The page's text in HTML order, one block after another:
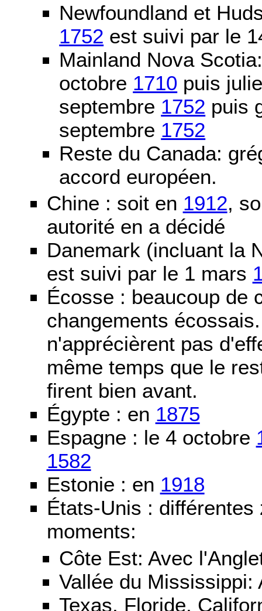
Newfoundland et
1752 est suivi par le
Mainland Nova
octobre 1710 puis
septembre 1752 puis
septembre 1752
Reste du Canada:
accord européen.
Chine : soit en 1912,
autorité en a décidé
Danemark (incluant la
est suivi par le 1 mars
Écosse : beaucoup de
changements
n'apprécièrent pas
même temps que le
firent bien avant.
Égypte : en 1875
Espagne : le 4 octobre
1582
Estonie : en 1918
États-Unis :
moments:
Côte Est: Avec
Vallée du
Texas, Floride,